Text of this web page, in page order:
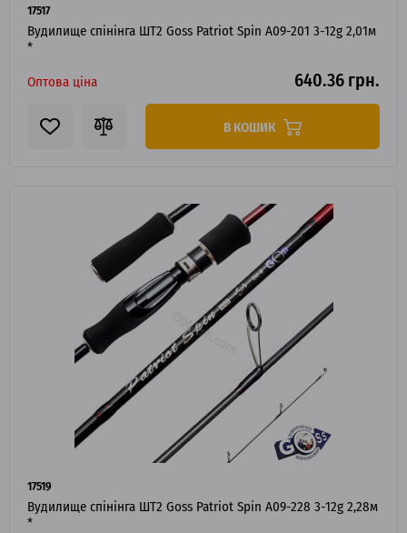
17517
Вудилище спінінга ШТ2 Goss Patriot Spin A09-201 3-12g 2,01м
*
Оптова ціна
640.36 грн.
В КОШИК
17519
Вудилище спінінга ШТ2 Goss Patriot Spin A09-228 3-12g 2,28м
*